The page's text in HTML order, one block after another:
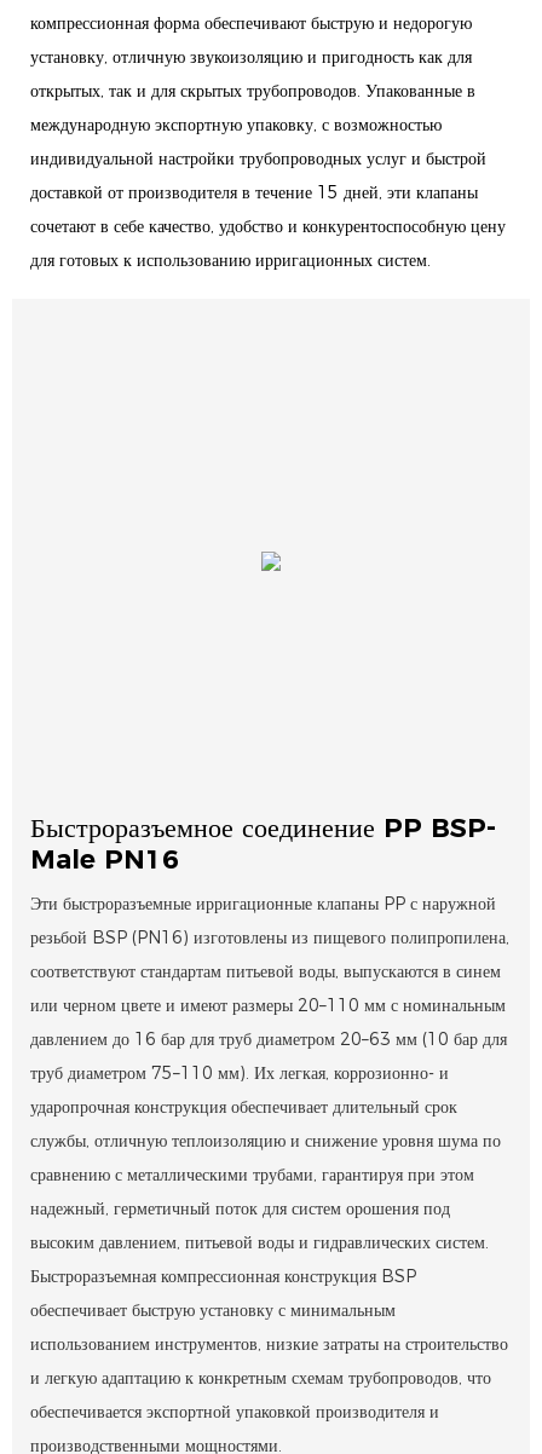
компрессионная форма обеспечивают быструю и недорогую
установку, отличную звукоизоляцию и пригодность как для
открытых, так и для скрытых трубопроводов. Упакованные в
международную экспортную упаковку, с возможностью
индивидуальной настройки трубопроводных услуг и быстрой
доставкой от производителя в течение 15 дней, эти клапаны
сочетают в себе качество, удобство и конкурентоспособную цену
для готовых к использованию ирригационных систем.
Быстроразъемное соединение PP BSP-
Male PN16
Эти быстроразъемные ирригационные клапаны PP с наружной
резьбой BSP (PN16) изготовлены из пищевого полипропилена,
соответствуют стандартам питьевой воды, выпускаются в синем
или черном цвете и имеют размеры 20–110 мм с номинальным
давлением до 16 бар для труб диаметром 20–63 мм (10 бар для
труб диаметром 75–110 мм). Их легкая, коррозионно- и
ударопрочная конструкция обеспечивает длительный срок
службы, отличную теплоизоляцию и снижение уровня шума по
сравнению с металлическими трубами, гарантируя при этом
надежный, герметичный поток для систем орошения под
высоким давлением, питьевой воды и гидравлических систем.
Быстроразъемная компрессионная конструкция BSP
обеспечивает быструю установку с минимальным
использованием инструментов, низкие затраты на строительство
и легкую адаптацию к конкретным схемам трубопроводов, что
обеспечивается экспортной упаковкой производителя и
производственными мощностями.